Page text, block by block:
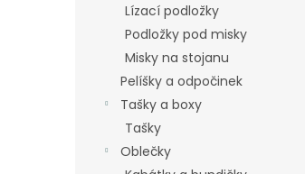
Lízací podložky
Podložky pod misky
Misky na stojanu
Pelíšky a odpočinek
Tašky a boxy
Tašky
Oblečky